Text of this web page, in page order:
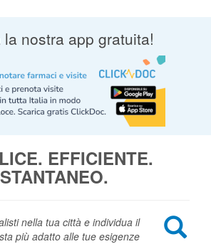
la nostra app gratuita!
EFFICIENTE.
nella tua città e individua il
più adatto alle tue esigenze